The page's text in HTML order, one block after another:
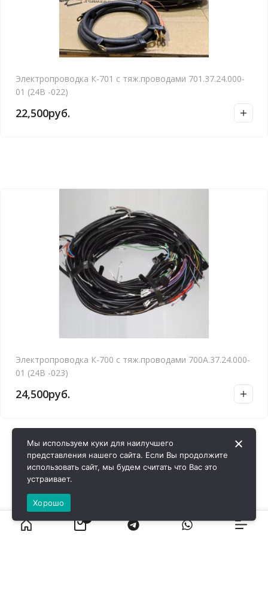
Электропроводка К-701 с тяж.проводами 701.37.24.000-
01 (24В -022)
22,500руб.
Электропроводка К-700 с тяж.проводами 700А.37.24.000-
01 (24В -023)
24,500руб.
Мы используем куки для наилучшего
представления нашего сайта. Если Вы продолжите
использовать сайт, мы будем считать что Вас это
устраивает.
Хорошо